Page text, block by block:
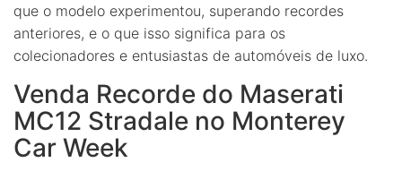
que o modelo experimentou, superando recordes
anteriores, e o que isso significa para os
colecionadores e entusiastas de automóveis de luxo.
Venda Recorde do Maserati
MC12 Stradale no Monterey
Car Week